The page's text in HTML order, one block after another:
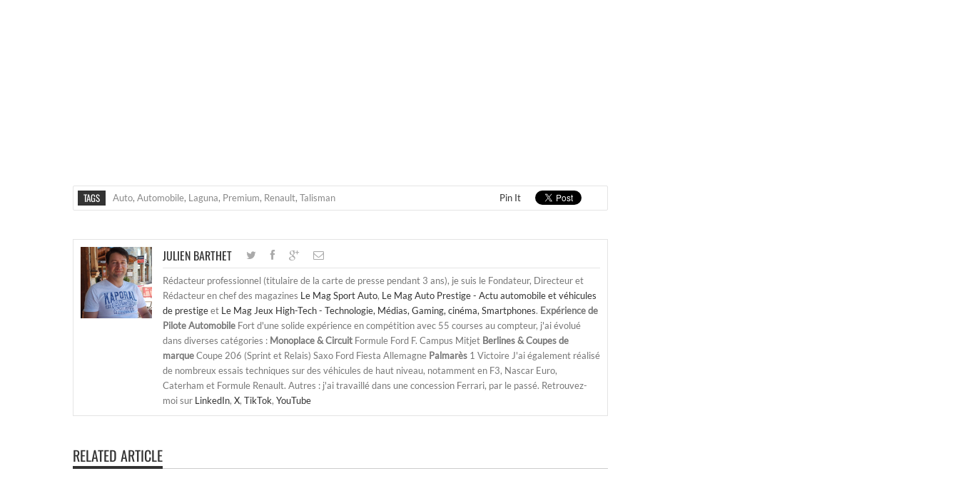
TAGS Auto, Automobile, Laguna, Premium, Renault, Talisman Pin It
JULIEN BARTHET
Rédacteur professionnel (titulaire de la carte de presse pendant 3 ans), je suis le Fondateur, Directeur et
Rédacteur en chef des magazines Le Mag Sport Auto, Le Mag Auto Prestige - Actu automobile et véhicules
de prestigeet Le Mag Jeux High-Tech - Technologie, Médias, Gaming, cinéma, Smartphones. Expérience de
Pilote Automobile Fort d'une solide expérience en compétition avec 55 courses au compteur, j'ai évolué
dans diverses catégories : Monoplace & Circuit Formule Ford F. Campus Mitjet Berlines & Coupes de
marqueCoupe 206 (Sprint et Relais) Saxo Ford Fiesta Allemagne Palmarès 1 Victoire J'ai également réalisé
de nombreux essais techniques sur des véhicules de haut niveau, notamment en F3, Nascar Euro,
Caterham et Formule Renault. Autres : j'ai travaillé dans une concession Ferrari, par le passé. Retrouvez-
moi sur LinkedIn, X, TikTok, YouTube
RELATED ARTICLE